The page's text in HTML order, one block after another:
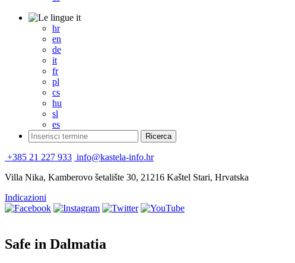
it
hr
en
de
it
fr
pl
cs
hu
sl
es
+385 21 227 933 info@kastela-info.hr
Villa Nika, Kamberovo šetalište 30, 21216 Kaštel Stari, Hrvatska
Indicazioni
Safe in Dalmatia